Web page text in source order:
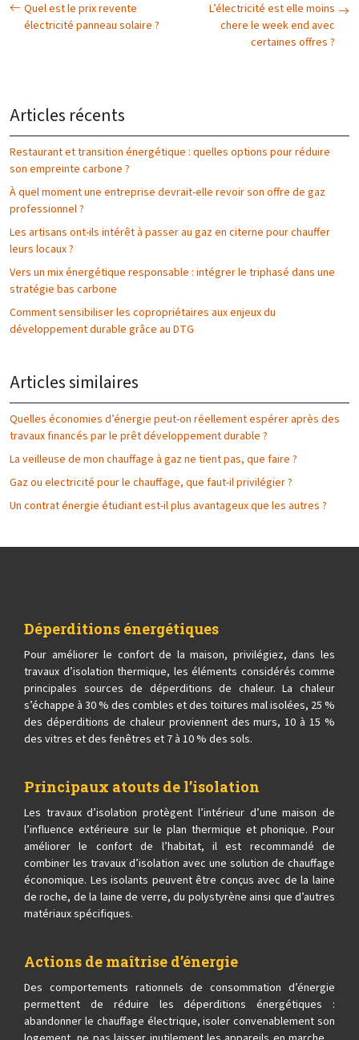
Quel est le prix revente
électricité panneau solaire ?
L’électricité est elle moins
chere le week end avec
certaines offres ?
Articles récents
Restaurant et transition énergétique : quelles options pour réduire
son empreinte carbone ?
À quel moment une entreprise devrait-elle revoir son offre de gaz
professionnel ?
Les artisans ont-ils intérêt à passer au gaz en citerne pour chauffer
leurs locaux ?
Vers un mix énergétique responsable : intégrer le triphasé dans une
stratégie bas carbone
Comment sensibiliser les copropriétaires aux enjeux du
développement durable grâce au DTG
Articles similaires
Quelles économies d’énergie peut-on réellement espérer après des
travaux financés par le prêt développement durable ?
La veilleuse de mon chauffage à gaz ne tient pas, que faire ?
Gaz ou electricité pour le chauffage, que faut-il privilégier ?
Un contrat énergie étudiant est-il plus avantageux que les autres ?
Déperditions énergétiques
Pour améliorer le confort de la maison, privilégiez, dans les
travaux d’isolation thermique, les éléments considérés comme
principales sources de déperditions de chaleur. La chaleur
s’échappe à 30 % des combles et des toitures mal isolées, 25 %
des déperditions de chaleur proviennent des murs, 10 à 15 %
des vitres et des fenêtres et 7 à 10 % des sols.
Principaux atouts de l’isolation
Les travaux d’isolation protègent l’intérieur d’une maison de
l’influence extérieure sur le plan thermique et phonique. Pour
améliorer le confort de l’habitat, il est recommandé de
combiner les travaux d’isolation avec une solution de chauffage
économique. Les isolants peuvent être conçus avec de la laine
de roche, de la laine de verre, du polystyrène ainsi que d’autres
matériaux spécifiques.
Actions de maîtrise d’énergie
Des comportements rationnels de consommation d’énergie
permettent de réduire les déperditions énergétiques :
abandonner le chauffage électrique, isoler convenablement son